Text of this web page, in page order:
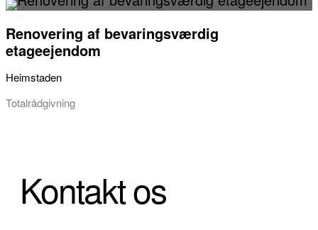
Renovering af bevaringsværdig
etageejendom
Heimstaden
Totalrådgivning
Kontakt os